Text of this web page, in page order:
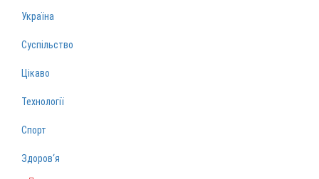
Україна
Суспільство
Цікаво
Технології
Спорт
Здоров‘я